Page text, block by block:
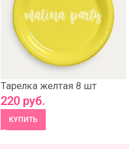
Тарелка желтая 8 шт
220 руб.
КУПИТЬ